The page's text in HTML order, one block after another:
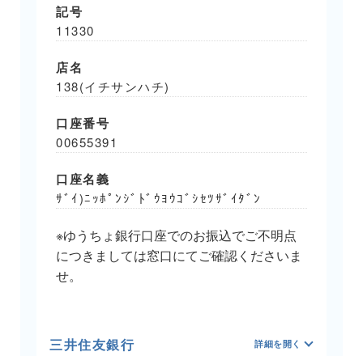
記号
11330
店名
138(イチサンハチ)
口座番号
00655391
口座名義
ｻﾞｲ)ﾆｯﾎﾟﾝｼﾞﾄﾞｳﾖｳｺﾞｼｾﾂｻﾞｲﾀﾞﾝ
※ゆうちょ銀行口座でのお振込でご不明点
につきましては窓口にてご確認くださいま
せ。
三井住友銀行